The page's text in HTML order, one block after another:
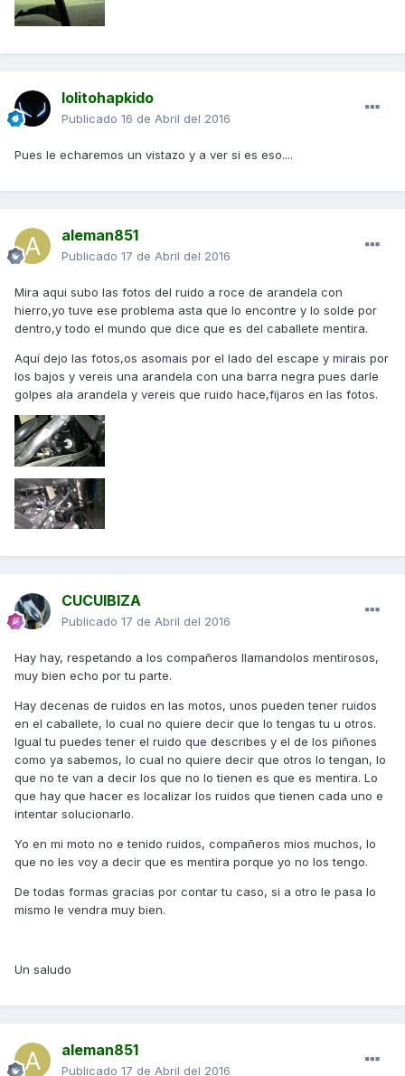
lolitohapkido
Publicado 16 de Abril del 2016
Pues le echaremos un vistazo y a ver si es eso....
aleman851
Publicado 17 de Abril del 2016
Mira aqui subo las fotos del ruido a roce de arandela con
hierro,yo tuve ese problema asta que lo encontre y lo solde por
dentro,y todo el mundo que dice que es del caballete mentira.
Aquí dejo las fotos,os asomais por el lado del escape y mirais por
los bajos y vereis una arandela con una barra negra pues darle
golpes ala arandela y vereis que ruido hace,fijaros en las fotos.
CUCUIBIZA
Publicado 17 de Abril del 2016
Hay hay, respetando a los compañeros llamandolos mentirosos,
muy bien echo por tu parte.
Hay decenas de ruidos en las motos, unos pueden tener ruidos
en el caballete, lo cual no quiere decir que lo tengas tu u otros.
Igual tu puedes tener el ruido que describes y el de los piñones
como ya sabemos, lo cual no quiere decir que otros lo tengan, lo
que no te van a decir los que no lo tienen es que es mentira. Lo
que hay que hacer es localizar los ruidos que tienen cada uno e
intentar solucionarlo.
Yo en mi moto no e tenido ruidos, compañeros mios muchos, lo
que no les voy a decir que es mentira porque yo no los tengo.
De todas formas gracias por contar tu caso, si a otro le pasa lo
mismo le vendra muy bien.
Un saludo
aleman851
Publicado 17 de Abril del 2016